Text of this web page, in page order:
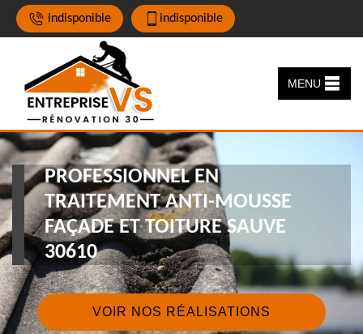
indisponible indisponible
MENU
PROFESSIONNEL EN
TRAITEMENT ANTI-MOUSSE
FAÇADE ET TOITURE SAUVE
30610
VOIR NOS RÉALISATIONS